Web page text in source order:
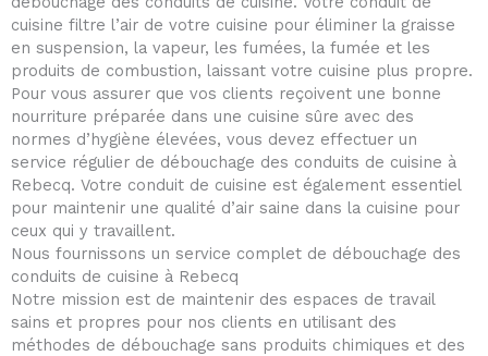
cuisine filtre l’air de votre cuisine pour éliminer la graisse
en suspension, la vapeur, les fumées, la fumée et les
produits de combustion, laissant votre cuisine plus propre.
Pour vous assurer que vos clients reçoivent une bonne
nourriture préparée dans une cuisine sûre avec des
normes d’hygiène élevées, vous devez effectuer un
service régulier de débouchage des conduits de cuisine à
Rebecq. Votre conduit de cuisine est également essentiel
pour maintenir une qualité d’air saine dans la cuisine pour
ceux qui y travaillent.
Nous fournissons un service complet de débouchage des
conduits de cuisine à Rebecq
Notre mission est de maintenir des espaces de travail
sains et propres pour nos clients en utilisant des
méthodes de débouchage sans produits chimiques et des